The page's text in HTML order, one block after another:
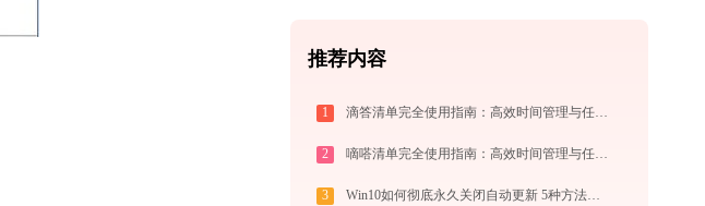
推荐内容
1 滴答清单完全使用指南：高效时间管理与任务规划工具，让你的每一天井井有条
2 嘀嗒清单完全使用指南：高效时间管理与任务规划工具，让你的每一天井井有条
3 Win10如何彻底永久关闭自动更新 5种方法教你永久关闭win10自动更新